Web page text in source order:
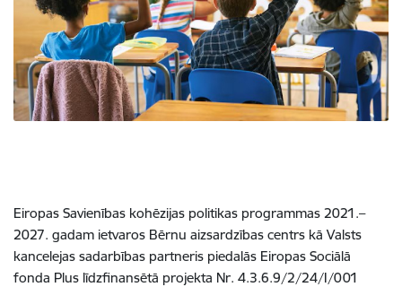
Eiropas Savienības kohēzijas politikas programmas 2021.–
2027. gadam ietvaros Bērnu aizsardzības centrs kā Valsts
kancelejas sadarbības partneris piedalās Eiropas Sociālā
fonda Plus līdzfinansētā projekta Nr. 4.3.6.9/2/24/I/001